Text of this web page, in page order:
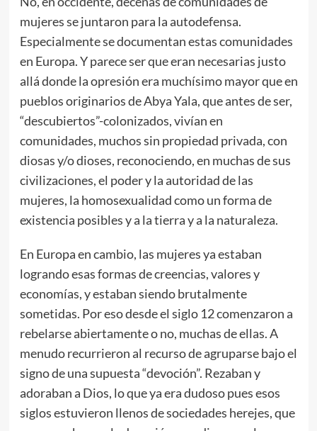
mujeres se juntaron para la autodefensa.
Especialmente se documentan estas comunidades
en Europa. Y parece ser que eran necesarias justo
allá donde la opresión era muchísimo mayor que en
pueblos originarios de Abya Yala, que antes de ser,
“descubiertos”-colonizados, vivían en
comunidades, muchos sin propiedad privada, con
diosas y/o dioses, reconociendo, en muchas de sus
civilizaciones, el poder y la autoridad de las
mujeres, la homosexualidad como un forma de
existencia posibles y a la tierra y a la naturaleza.
En Europa en cambio, las mujeres ya estaban
logrando esas formas de creencias, valores y
economías, y estaban siendo brutalmente
sometidas. Por eso desde el siglo 12 comenzaron a
rebelarse abiertamente o no, muchas de ellas. A
menudo recurrieron al recurso de agruparse bajo el
signo de una supuesta “devoción”. Rezaban y
adoraban a Dios, lo que ya era dudoso pues esos
siglos estuvieron llenos de sociedades herejes, que